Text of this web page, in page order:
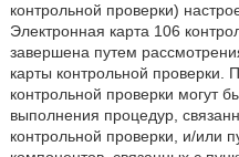
контрольной проверки)
Электронная карта 106
завершена путем
карты контрольной проверки.
контрольной проверки могут
выполнения процедур,
контрольной проверки, и/или